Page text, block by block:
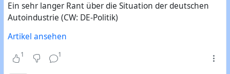
Ein sehr langer Rant über die Situation der deutschen
Autoindustrie (CW: DE-Politik)
Artikel ansehen
1 1